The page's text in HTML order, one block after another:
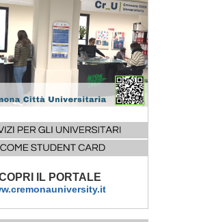
IL PORTALE